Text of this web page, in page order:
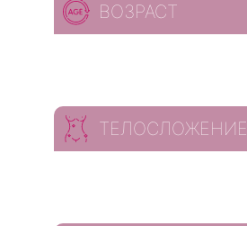
ВОЗРАСТ
ТЕЛОСЛОЖЕНИЕ